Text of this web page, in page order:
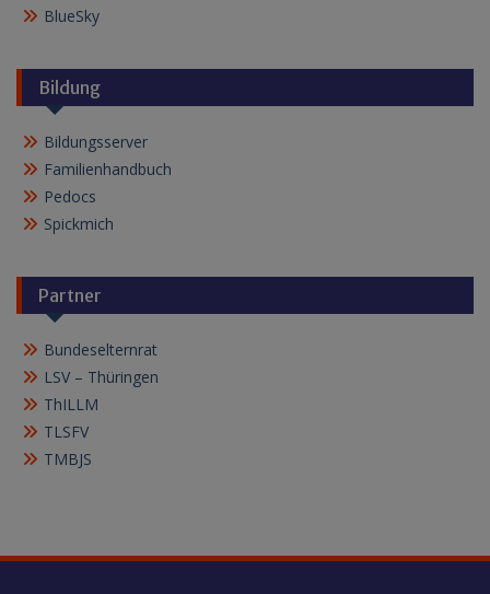
BlueSky
Bildung
Bildungsserver
Familienhandbuch
Pedocs
Spickmich
Partner
Bundeselternrat
LSV – Thüringen
ThILLM
TLSFV
TMBJS